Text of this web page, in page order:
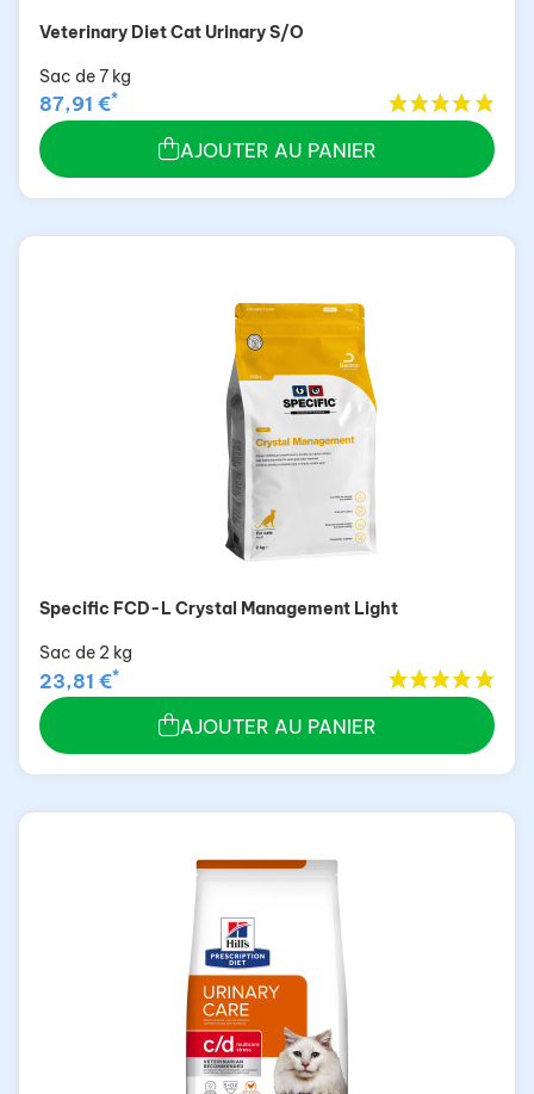
Veterinary Diet Cat Urinary S/O
Sac de 7 kg
87,91 €*
AJOUTER AU PANIER
Specific FCD-L Crystal Management Light
Sac de 2 kg
23,81 €*
AJOUTER AU PANIER